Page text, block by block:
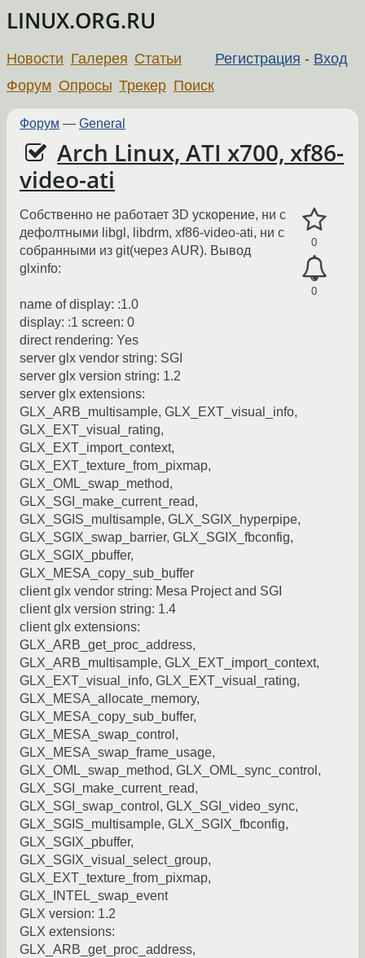
LINUX.ORG.RU
Регистрация - Вход
Новости Галерея Статьи
Форум Опросы Трекер Поиск
Форум — General
Arch Linux, ATI x700, xf86-
video-ati
0
0
Собственно не работает 3D ускорение, ни с
дефолтными libgl, libdrm, xf86-video-ati, ни с
собранными из git(через AUR). Вывод
glxinfo:
name of display: :1.0
display: :1 screen: 0
direct rendering: Yes
server glx vendor string: SGI
server glx version string: 1.2
server glx extensions:
GLX_ARB_multisample, GLX_EXT_visual_info,
GLX_EXT_visual_rating,
GLX_EXT_import_context,
GLX_EXT_texture_from_pixmap,
GLX_OML_swap_method,
GLX_SGI_make_current_read,
GLX_SGIS_multisample, GLX_SGIX_hyperpipe,
GLX_SGIX_swap_barrier, GLX_SGIX_fbconfig,
GLX_SGIX_pbuffer,
GLX_MESA_copy_sub_buffer
client glx vendor string: Mesa Project and SGI
client glx version string: 1.4
client glx extensions:
GLX_ARB_get_proc_address,
GLX_ARB_multisample, GLX_EXT_import_context,
GLX_EXT_visual_info, GLX_EXT_visual_rating,
GLX_MESA_allocate_memory,
GLX_MESA_copy_sub_buffer,
GLX_MESA_swap_control,
GLX_MESA_swap_frame_usage,
GLX_OML_swap_method, GLX_OML_sync_control,
GLX_SGI_make_current_read,
GLX_SGI_swap_control, GLX_SGI_video_sync,
GLX_SGIS_multisample, GLX_SGIX_fbconfig,
GLX_SGIX_pbuffer,
GLX_SGIX_visual_select_group,
GLX_EXT_texture_from_pixmap,
GLX_INTEL_swap_event
GLX version: 1.2
GLX extensions:
GLX_ARB_get_proc_address,